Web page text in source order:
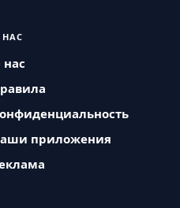
нас
приложения